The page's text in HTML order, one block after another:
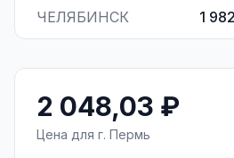
ЧЕЛЯБИНСК 1
2 048,03 ₽
Цена для г. Пермь